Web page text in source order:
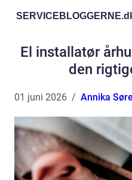
SERVICEBLOGGERNE.
El installatør
den
01 juni 2026 Annika